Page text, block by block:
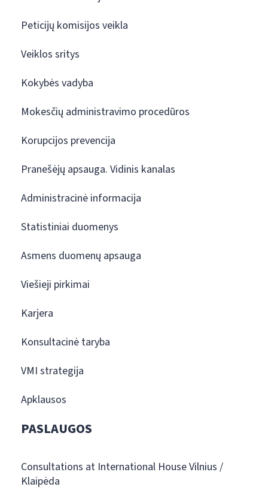
Peticijų komisijos veikla
Veiklos sritys
Kokybės vadyba
Mokesčių administravimo procedūros
Korupcijos prevencija
Pranešėjų apsauga. Vidinis kanalas
Administracinė informacija
Statistiniai duomenys
Asmens duomenų apsauga
Viešieji pirkimai
Karjera
Konsultacinė taryba
VMI strategija
Apklausos
PASLAUGOS
Consultations at International House Vilnius /
Klaipėda